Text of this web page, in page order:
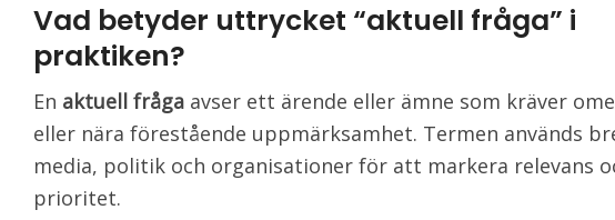
Vad betyder uttrycket “aktuell fråga” i
praktiken?
En aktuell fråga avser ett ärende eller ämne som kräver
eller nära förestående uppmärksamhet. Termen används
media, politik och organisationer för att markera relevans
prioritet.